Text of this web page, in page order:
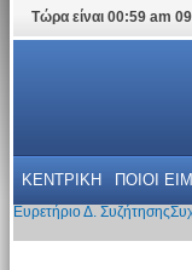
Τώρα είναι 00:59 am
ΚΕΝΤΡΙΚΗ ΠΟΙΟΙ
Ευρετήριο Δ. Συζήτησης